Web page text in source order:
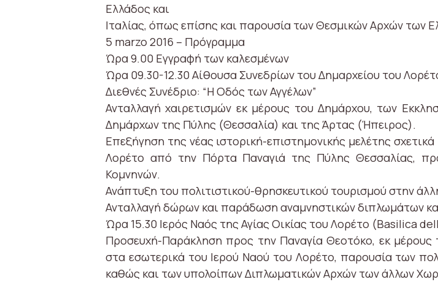
Ελλάδος και
Ιταλίας, όπως επίσης και παρουσία των Θεσμικών Αρχών των
5 marzo 2016 – Πρόγραμμα
Ώρα 9.00 Εγγραφή των καλεσμένων
Ώρα 09.30-12.30 Αίθουσα Συνεδρίων του Δημαρχείου του
Διεθνές Συνέδριο: “Η Οδός των Αγγέλων”
Ανταλλαγή χαιρετισμών εκ μέρους του Δημάρχου, των
Δημάρχων της Πύλης (Θεσσαλία) και της Άρτας (Ήπειρος).
Επεξήγηση της νέας ιστορική-επιστημονικής μελέτης
Λορέτο από την Πόρτα Παναγιά της Πύλης Θεσσαλίας,
Κομνηνών.
Ανάπτυξη του πολιτιστικού-θρησκευτικού τουρισμού στην
Ανταλλαγή δώρων και παράδωση αναμνηστικών διπλωμάτων
Ώρα 15.30 Ιερός Ναός της Αγίας Οικίας του Λορέτο (Basilica
Προσευχή-Παράκληση προς την Παναγία Θεοτόκο, εκ μέρους
στα εσωτερικά του Ιερού Ναού του Λορέτο, παρουσία των
καθώς και των υπολοίπων Διπλωματικών Αρχών των άλλων